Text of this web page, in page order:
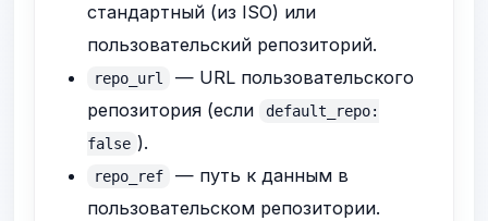
стандартный (из ISO) или
пользовательский репозиторий.
repo_url
— URL пользовательского
репозитория (если
default_repo:
false ).
repo_ref
— путь к данным в
пользовательском репозитории.